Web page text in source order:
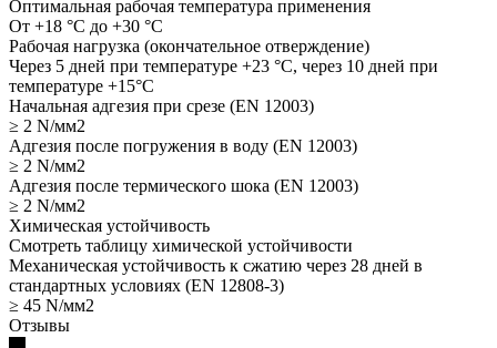
Оптимальная рабочая температура применения
От +18 °С до +30 °С
Рабочая нагрузка (окончательное отверждение)
Через 5 дней при температуре +23 °С, через 10 дней при
температуре +15°С
Начальная адгезия при срезе (EN 12003)
≥ 2 N/мм2
Адгезия после погружения в воду (EN 12003)
≥ 2 N/мм2
Адгезия после термического шока (EN 12003)
≥ 2 N/мм2
Химическая устойчивость
Смотреть таблицу химической устойчивости
Механическая устойчивость к сжатию через 28 дней в
стандартных условиях (EN 12808-3)
≥ 45 N/мм2
Отзывы